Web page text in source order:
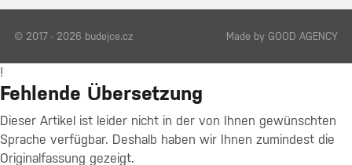
© 2017 - 2026 budejce.cz Made by GOOD AGENCY
!
Fehlende Übersetzung
Dieser Artikel ist leider nicht in der von Ihnen gewünschten
Sprache verfügbar. Deshalb haben wir Ihnen zumindest die
Originalfassung gezeigt.